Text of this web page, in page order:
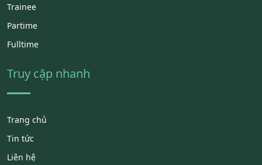
Trainee
Partime
Fulltime
Truy cập nhanh
Trang chủ
Tin tức
Liên hệ